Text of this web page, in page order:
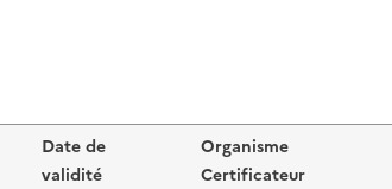
Date de
validité
Organisme
Certificateur